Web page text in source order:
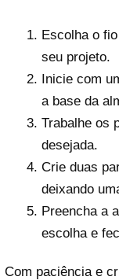
Escolha o
seu projeto.
Inicie com
a base da
Trabalhe os
desejada.
Crie duas
deixando
Preencha a
escolha e
Com paciência e